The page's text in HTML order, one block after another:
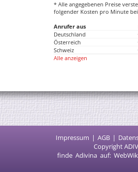
* Alle angegebenen Preise
folgender Kosten pro Minute
Anrufer aus
Deutschland
Österreich
Schweiz
Alle anzeigen
Impressum AGB
Copyright
finde Adivina auf: